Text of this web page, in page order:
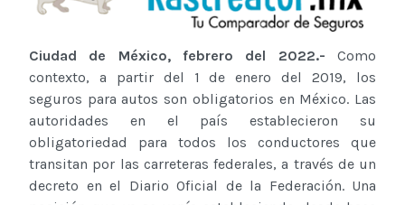
Ciudad de México, febrero del 2022.- Como
contexto, a partir del 1 de enero del 2019, los
seguros para autos son obligatorios en México. Las
autoridades en el país establecieron su
obligatoriedad para todos los conductores que
transitan por las carreteras federales, a través de un
decreto en el Diario Oficial de la Federación. Una